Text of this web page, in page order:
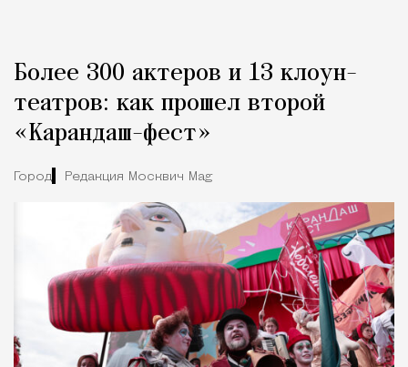
Более 300 актеров и 13 клоун-
театров: как прошел второй
«Карандаш-фест»
Город Редакция Москвич Mag